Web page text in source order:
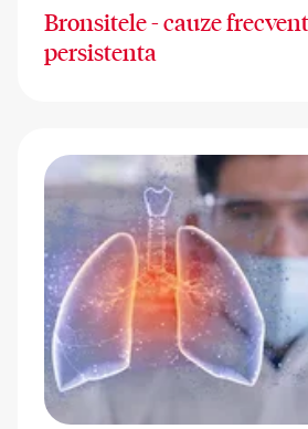
Bronsitele - cauze
persistenta